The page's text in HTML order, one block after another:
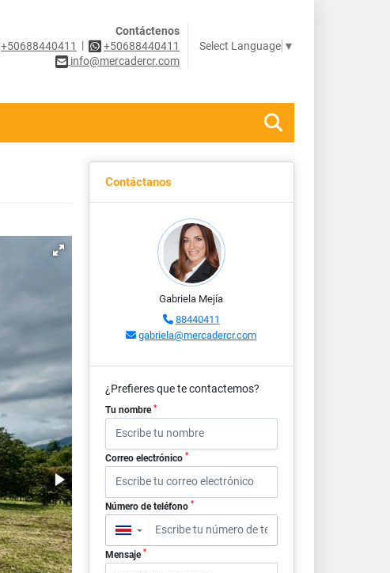
Contáctenos
+50688440411
|
+50688440411
info@mercadercr.com
Select Language ▼
Contáctanos
Gabriela Mejía
88440411
gabriela@mercadercr.com
¿Prefieres que te contactemos?
Tu nombre *
Correo electrónico *
Número de teléfono *
▼
Mensaje *